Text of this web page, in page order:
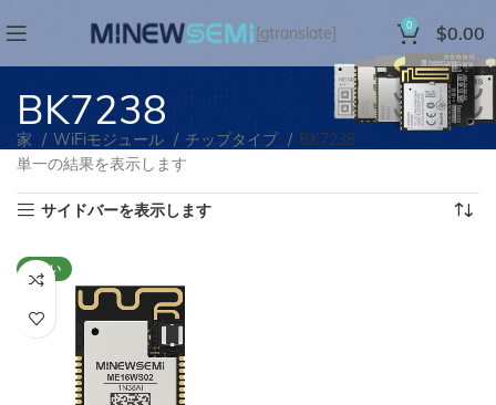
[gtranslate] 0 $0.00
BK7238
家 WiFiモジュール チップタイプ
BK7238
単一の結果を表示します
サイドバーを表示します
新しい